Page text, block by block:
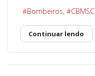
Bombeiros CBMSC
Continuar lendo